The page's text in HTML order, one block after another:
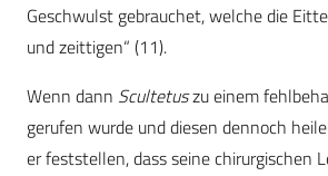
Geschwulst gebrauchet, welche die
und zeittigen“ (11).
Wenn dann Scultetuszu einem
gerufen wurde und diesen dennoch
er feststellen, dass seine chirurgischen